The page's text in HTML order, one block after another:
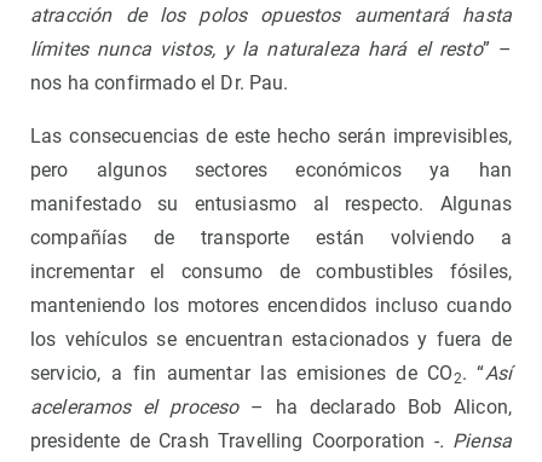
atracción de los polos opuestos aumentará hasta
límites nunca vistos, y la naturaleza hará el resto” –
nos ha confirmado el Dr. Pau.
Las consecuencias de este hecho serán imprevisibles,
pero algunos sectores económicos ya han
manifestado su entusiasmo al respecto. Algunas
compañías de transporte están volviendo a
incrementar el consumo de combustibles fósiles,
manteniendo los motores encendidos incluso cuando
los vehículos se encuentran estacionados y fuera de
servicio, a fin aumentar las emisiones de CO2. “Así
aceleramos el proceso– ha declarado Bob Alicon,
presidente de Crash Travelling Coorporation -. Piensa